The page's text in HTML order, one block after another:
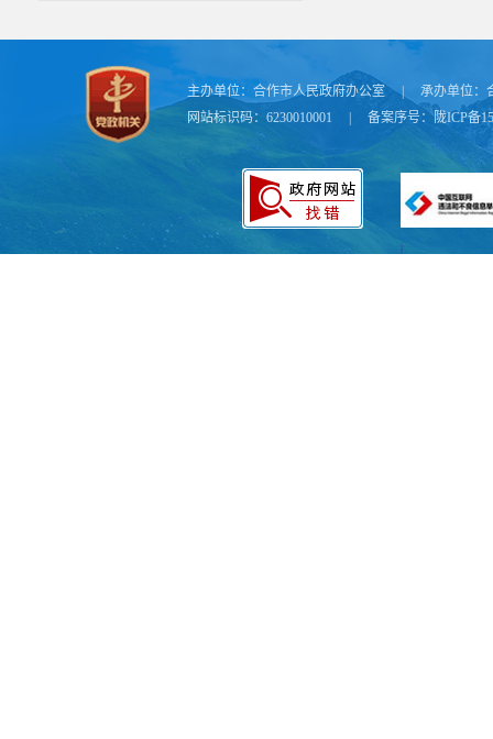
主办单位： 合作市人民政府办公室 承办单位：
网站标识码：6230010001
备案序号：陇ICP备